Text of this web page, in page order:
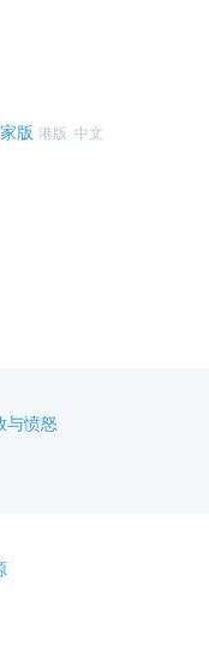
版 港版 中文
与愤怒